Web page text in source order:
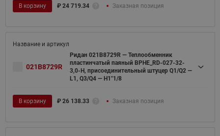
В корзину ₽ 24 719.34 Заказная позиция
021B8729R
Ридан 021B8729R — Теплообменник
пластинчатый паяный BPHE_RD-027-32-
3,0-H, присоединительный штуцер Q1/Q2 —
L1, Q3/Q4 — H1"1/8
В корзину ₽ 26 138.33 Заказная позиция